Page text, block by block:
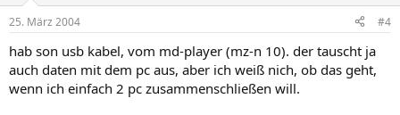
25. März 2004 #4
hab son usb kabel, vom md-player (mz-n 10). der tauscht ja
auch daten mit dem pc aus, aber ich weiß nich, ob das geht,
wenn ich einfach 2 pc zusammenschließen will.